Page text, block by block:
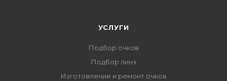
УСЛУГИ
Подбор очков
Подбор линз
Изготовление и ремонт очков